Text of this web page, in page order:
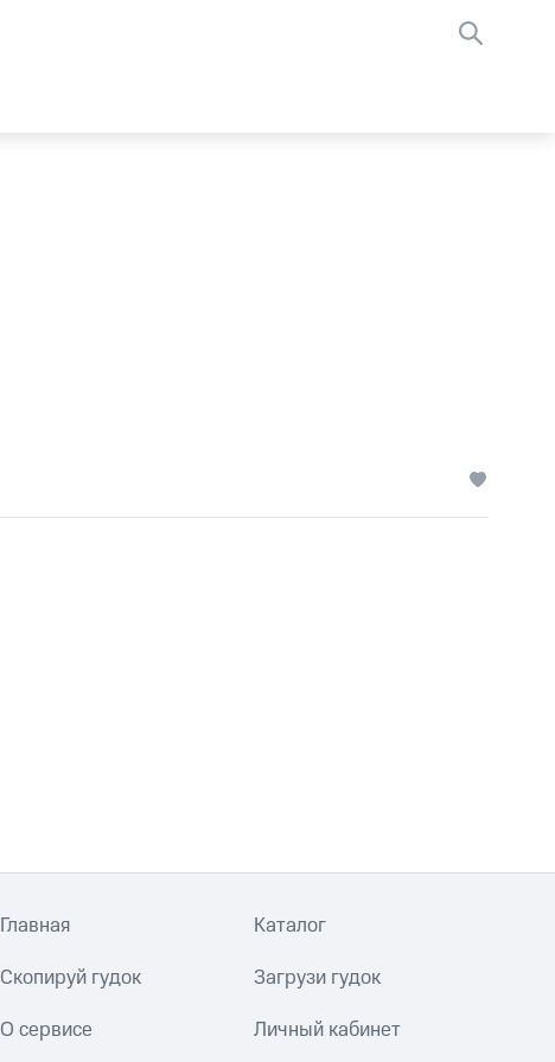
Главная Каталог
Скопируй гудок Загрузи гудок
О сервисе Личный кабинет